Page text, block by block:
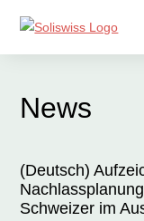
News
(Deutsch)
Schweizer im